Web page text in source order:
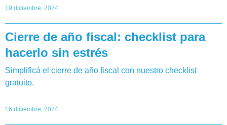
19 diciembre, 2024
Cierre de año fiscal: checklist para
hacerlo sin estrés
Simplificá el cierre de año fiscal con nuestro checklist
gratuito.
16 diciembre, 2024